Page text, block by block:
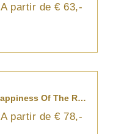
A partir de € 63,-
Happiness Of The Roses
A partir de € 78,-